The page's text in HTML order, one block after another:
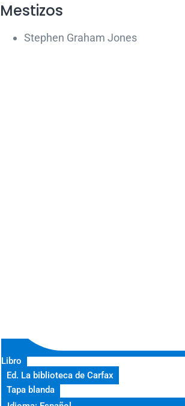
Mestizos
Stephen Graham Jones
Libro
Ed. La biblioteca de Carfax
Tapa blanda